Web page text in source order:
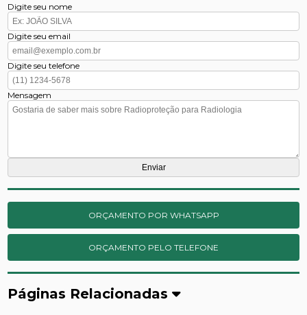
Digite seu nome
Digite seu email
Digite seu telefone
Mensagem
ORÇAMENTO POR WHATSAPP
ORÇAMENTO PELO TELEFONE
Páginas Relacionadas